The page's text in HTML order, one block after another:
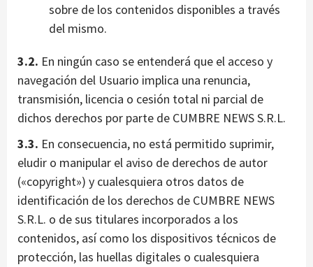
sobre de los contenidos disponibles a través
del mismo.
3.2. En ningún caso se entenderá que el acceso y
navegación del Usuario implica una renuncia,
transmisión, licencia o cesión total ni parcial de
dichos derechos por parte de CUMBRE NEWS S.R.L.
3.3. En consecuencia, no está permitido suprimir,
eludir o manipular el aviso de derechos de autor
(«copyright») y cualesquiera otros datos de
identificación de los derechos de CUMBRE NEWS
S.R.L. o de sus titulares incorporados a los
contenidos, así como los dispositivos técnicos de
protección, las huellas digitales o cualesquiera